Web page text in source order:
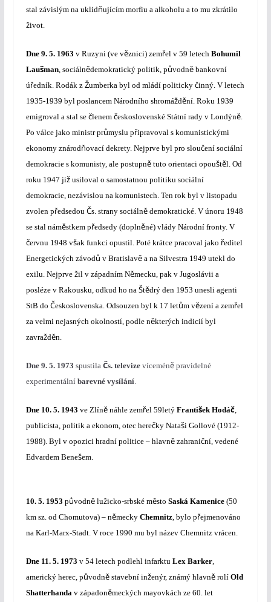
stal závislým na uklidňujícím morfiu a alkoholu a to mu zkrátilo
život.
Dne 9. 5. 1963 v Ruzyni (ve věznici) zemřel v 59 letech Bohumil
Laušman, sociálnědemokratický politik, původněbankovní
úředník. Rodák z Žumberka byl od mládí politicky činný. V letech
1935-1939 byl poslancem Národního shromáždění. Roku 1939
emigroval a stal se členem československé Státní rady v Londýně.
Po válce jako ministr průmyslu připravoval s komunistickými
ekonomy znárodňovací dekrety. Nejprve byl pro sloučení sociální
demokracie s komunisty, ale postupnětuto orientaci opouštěl. Od
roku 1947 jižusiloval o samostatnou politiku sociální
demokracie, nezávislou na komunistech. Ten rok byl v listopadu
zvolen předsedou Čs. strany sociálnědemokratické. V únoru 1948
se stal náměstkem předsedy (doplněné) vlády Národní fronty. V
červnu 1948 však funkci opustil. Poté krátce pracoval jako ředitel
Energetických závodů v Bratislavěa na Silvestra 1949 utekl do
exilu. Nejprve žil v západním Německu, pak v Jugoslávii a
posléze v Rakousku, odkud ho na Štědrý den 1953 unesli agenti
StB do Československa. Odsouzen byl k 17 letům vězení a zemřel
za velmi nejasných okolností, podle některých indicií byl
zavražděn.
Dne 9. 5. 1973 spustila Čs. televizevíceméněpravidelné
experimentální barevné vysílání.
Dne 10. 5. 1943 ve Zlíněnáhle zemřel 59letý František Hodáč,
publicista, politik a ekonom, otec herečky Nataši Gollové (1912-
1988). Byl v opozici hradní politice – hlavnězahraniční, vedené
Edvardem Benešem.
10. 5. 1953 původnělužicko-srbské město Saská Kamenice(50
km sz. od Chomutova) – německy Chemnitz,bylo přejmenováno
na Karl-Marx-Stadt. V roce 1990 mu byl název Chemnitz vrácen.
Dne 11. 5. 1973 v 54 letech podlehl infarktu Lex Barker,
americký herec, původněstavební inženýr, známý hlavněrolí Old
Shatterhandav západoněmeckých mayovkách ze 60. let